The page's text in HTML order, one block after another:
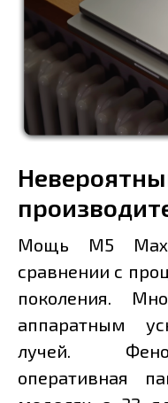
Мощь M5
сравнении с
поколения.
аппаратным
лучей.
оперативная